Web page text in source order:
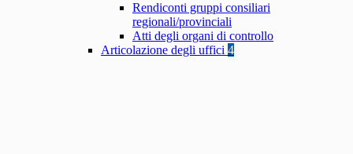
Rendiconti gruppi consiliari
regionali/provinciali
Atti degli organi di controllo
Articolazione degli uffici 4